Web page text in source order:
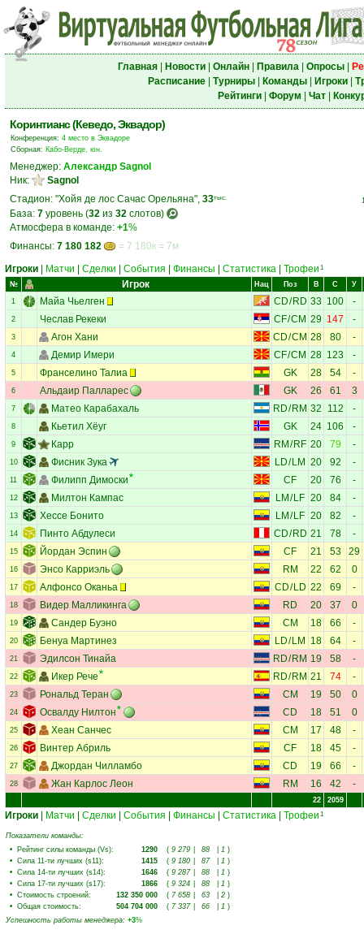
Главная| Новости| Онлайн| Правила| Опросы|
Расписание| Турниры| Команды| Игроки|
Рейтинги| Форум Чат|
Коринтианс (Кеведо, Эквадор)
Конференция: 4 место в Эквадоре
Сборная: Кабо-Верде, юн.
Менеджер: Александр Sagnol
Ник:
Sagnol
Стадион: "Хойя де лос Сачас Орельяна", 33тыс.
База: 7 уровень (32 из 32 слотов)
Атмосфера в команде: +1%
Финансы: 7 180 182 = 7 180к = 7м
Игроки Матчи Сделки События Финансы Статистика Трофеи 1
№ Игрок Нац Поз В С У
1 Майа Чьелген CD/RD 33 100 -
2 Чеслав Рекеки CF/CM 29 147 -
3 Агон Хани CD/CM 28 80 -
4 Демир Имери CF/CM 28 123 -
5 Франселино Талиа GK 28 54 -
6 Альдаир Палларес GK 26 61 3
7 Матео Карабахаль RD/ RM 32 112 -
8 Кьетил Хёуг GK 24 106 -
9 Карр RM / RF 20 79 -
10 Фисник Зука LD/ LM 20 92 -
11 Филипп Димоски CF 20 76 -
12 Милтон Кампас LM / LF 20 84 -
13 Хессе Бонито LM / LF 20 82 -
14 Пинто Абдулеси CD/RD 21 78 -
15 Йордан Эспин CF 21 53 29
16 Энсо Карриэль RM 22 62 0
17 Алфонсо Оканьа CD/LD 22 69 -
18 Видер Малликинга RD 20 37 0
19 Сандер Буэно CM 18 66 -
20 Бенуа Мартинез LD/ LM 18 64 -
21 Эдилсон Тинайа RD/ RM 19 58 -
22 Икер Рече RD/ RM 21 74 -
23 Рональд Теран CM 19 50 0
24 Освалду Нилтон CD 18 51 0
25 Хеан Санчес CM 17 48 -
26 Винтер Абриль CF 18 45 -
27 Джордан Чилламбо CD 19 66 -
28 Жан Карлос Леон RM 16 42 -
22 2059
Игроки Матчи Сделки События Финансы Статистика Трофеи 1
Показатели команды:
• Рейтинг силы команды (Vs): 1290 ( 9 279 88 1 )
• Сила 11-ти лучших (s11): 1415 ( 9 180 87 1 )
• Сила 14-ти лучших (s14): 1646 ( 9 287 88 1 )
• Сила 17-ти лучших (s17): 1866 ( 9 324 88 1 )
• Стоимость строений: 132 350 000 ( 7 658 63 2 )
• Общая стоимость: 504 704 000 ( 7 337 66 1 )
Успешность работы менеджера: +3%